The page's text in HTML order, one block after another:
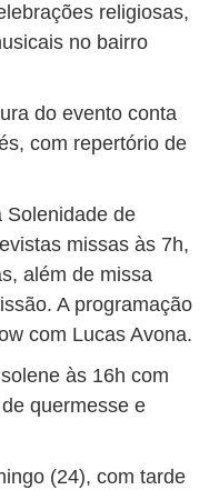
religiosas,
no bairro
do evento conta
com repertório de
Solenidade de
missas às 7h,
além de missa
A programação
com Lucas Avona.
às 16h com
quermesse e
(24), com tarde